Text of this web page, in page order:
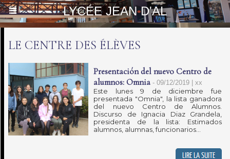
LYCÉE JEAN D'AL
LE CENTRE DES ÉLÈVES
Presentación del nuevo Centro de
alumnos: Omnia - 09/12/2019 | xx
Este lunes 9 de diciembre fue
presentada "Omnia", la lista ganadora
del nuevo Centro de Alumnos.
Discurso de Ignacia Diaz Grandela,
presidenta de la lista: Estimados
alumnos, alumnas, funcionarios...